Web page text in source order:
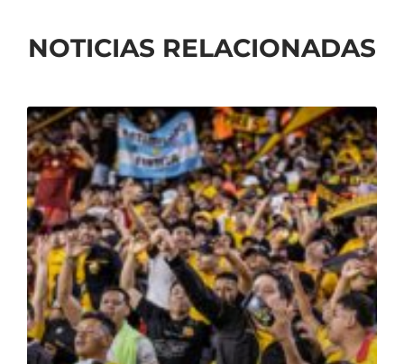
NOTICIAS RELACIONADAS